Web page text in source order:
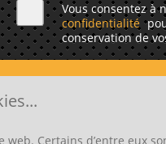
Vous consentez à
confidentialité
conservation de
Certains d’entre eux